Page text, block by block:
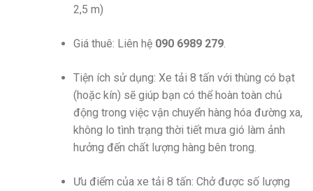
2,5 m)
Giá thuê: Liên hệ 090 6989 279.
Tiện ích sử dụng: Xe tải 8 tấn với thùng có bạt
(hoặc kín) sẽ giúp bạn có thể hoàn toàn chủ
động trong việc vận chuyển hàng hóa đường xa,
không lo tình trạng thời tiết mưa gió làm ảnh
hưởng đến chất lượng hàng bên trong.
Ưu điểm của xe tải 8 tấn: Chở được số lượng